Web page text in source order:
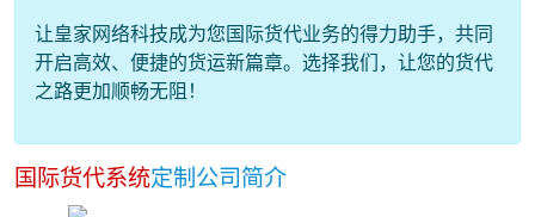
让皇家网络科技成为您国际货代业务的得力助手，共同
开启高效、便捷的货运新篇章。选择我们，让您的货代
之路更加顺畅无阻！
国际货代系统定制公司简介